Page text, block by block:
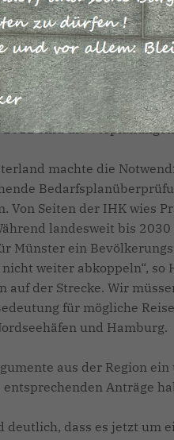
war der zweigleisige
die Vertreter aus
Jahr 1928 eine
mit einem Arm auch
Hierzu hat sich das
sind die
machte die
Von Seiten der IHK wies
landesweit bis
Münster ein
weiter abkoppeln“, so
auf der Strecke. Wir
für mögliche
und Hamburg.
aus der Region
Anträge
deutlich, dass es jetzt um